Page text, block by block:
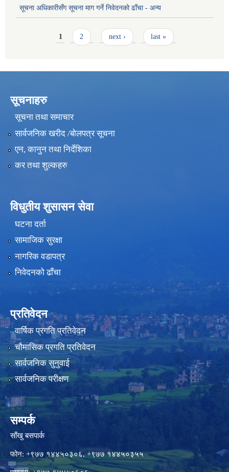
सूचना अधिकारीसँग सूचना माग गर्ने निवेदनको ढाँचा - अन्य
1 2 next › last »
सूचनाहरु
सूचना तथा समाचार
सार्वजनिक खरीद /बोलपत्र सूचना
एन, कानुन तथा निर्देशिका
कर तथा शुल्कहरु
विधुतीय शुसासन सेवा
घटना दर्ता
सामाजिक सुरक्षा
नागरिक वडापत्र
निवेदनको ढाँचा
प्रतिवेदन
वार्षिक प्रगति प्रतिवेदन
चौमासिक प्रगति प्रतिवेदन
सार्वजनिक सुनुवाई
सार्वजनिक परीक्षण
सम्पर्क
साँखु बसपार्क
फोन: +९७७ १४४५०३०६, +९७७ १४४५०३५५